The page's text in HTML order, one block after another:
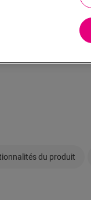
du produit